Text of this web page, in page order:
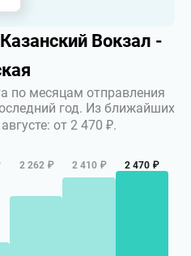
Вокзал -
по месяцам отправления
год. Из ближайших
от 2 470 ₽.
2 262 ₽ 2 410 ₽ 2 470 ₽